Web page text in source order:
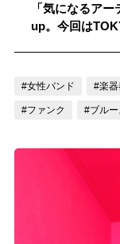
#男性シンガー
プレスリリース一
お問い合わせ
記事リクエスト
ログイン
muevoクラウド
「気になるア
up。今回は
#女性バンド #楽
#ファンク #ブルー